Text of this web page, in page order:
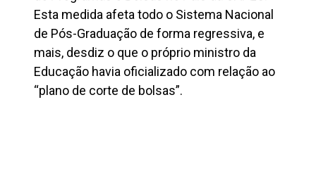
Esta medida afeta todo o Sistema Nacional
de Pós-Graduação de forma regressiva, e
mais, desdiz o que o próprio ministro da
Educação havia oficializado com relação ao
“plano de corte de bolsas”.